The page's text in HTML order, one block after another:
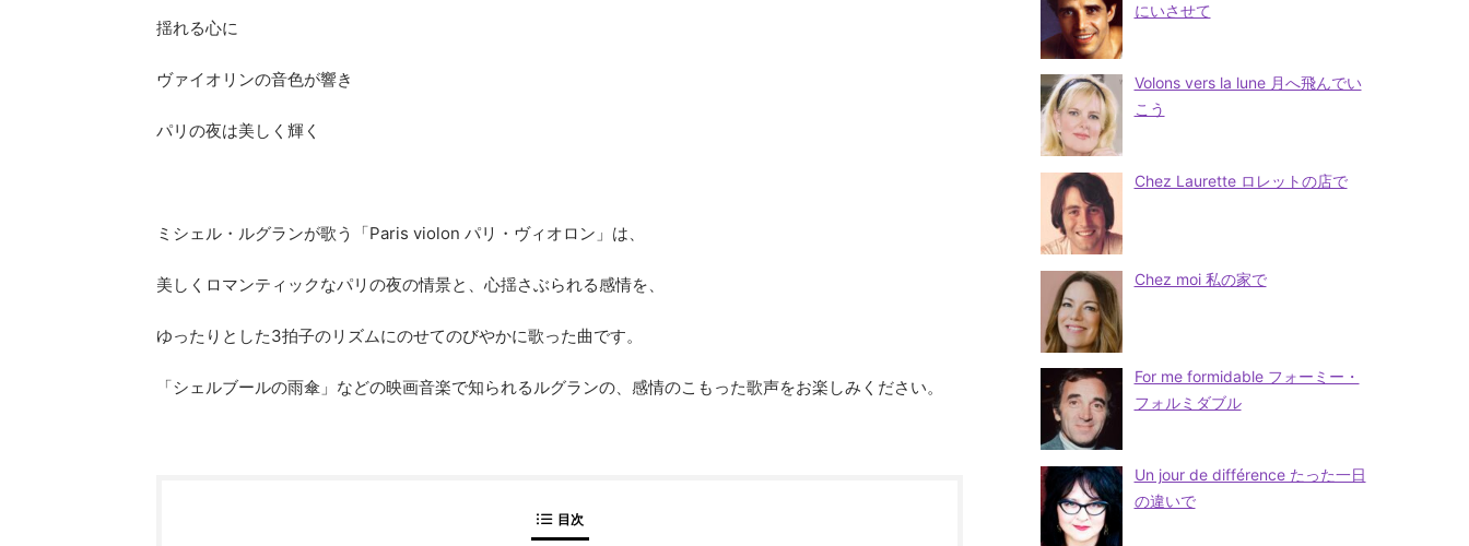
揺れる心に
ヴァイオリンの音色が響き
パリの夜は美しく輝く
ミシェル・ルグランが歌う「Paris violon パリ・ヴィオロン」は、
美しくロマンティックなパリの夜の情景と、心揺さぶられる感情を、
ゆったりとした3拍子のリズムにのせてのびやかに歌った曲です。
「シェルブールの雨傘」などの映画音楽で知られるルグランの、感情のこもった歌声をお楽しみください。
目次
にいさせて
Volons vers la lune 月へ飛んでい
こう
Chez Laurette ロレットの店で
Chez moi 私の家で
For me formidable フォーミー・
フォルミダブル
Un jour de différence たった一日
の違いで